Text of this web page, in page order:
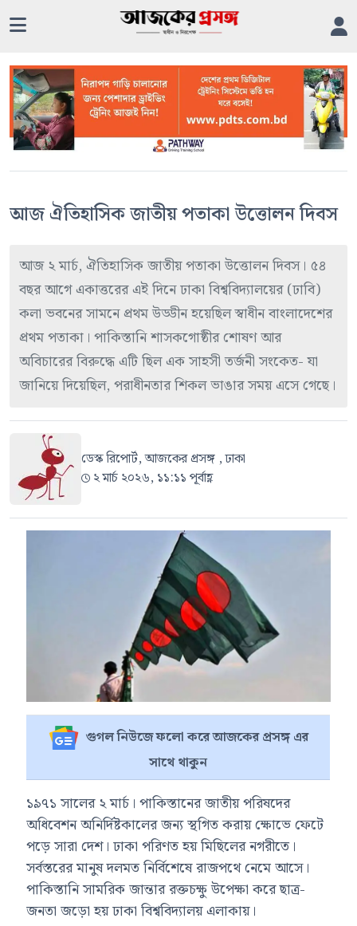
আজ ঐতিহাসিক জাতীয় পতাকা উত্তোলন দিবস
আজ ২ মার্চ, ঐতিহাসিক জাতীয় পতাকা উত্তোলন দিবস। ৫৪
বছর আগে একাত্তরের এই দিনে ঢাকা বিশ্ববিদ্যালয়ের (ঢাবি)
কলা ভবনের সামনে প্রথম উড্ডীন হয়েছিল স্বাধীন বাংলাদেশের
প্রথম পতাকা। পাকিস্তানি শাসকগোষ্ঠীর শোষণ আর
অবিচারের বিরুদ্ধে এটি ছিল এক সাহসী তর্জনী সংকেত- যা
জানিয়ে দিয়েছিল, পরাধীনতার শিকল ভাঙার সময় এসে গেছে।
ডেস্ক রিপোর্ট, আজকের প্রসঙ্গ , ঢাকা
২ মার্চ ২০২৬, ১১:১১ পূর্বাহ্ণ
গুগল নিউজে ফলো করে আজকের প্রসঙ্গ এর
সাথে থাকুন
১৯৭১ সালের ২ মার্চ। পাকিস্তানের জাতীয় পরিষদের
অধিবেশন অনির্দিষ্টকালের জন্য স্থগিত করায় ক্ষোভে ফেটে
পড়ে সারা দেশ। ঢাকা পরিণত হয় মিছিলের নগরীতে।
সর্বস্তরের মানুষ দলমত নির্বিশেষে রাজপথে নেমে আসে।
পাকিস্তানি সামরিক জান্তার রক্তচক্ষু উপেক্ষা করে ছাত্র-
জনতা জড়ো হয় ঢাকা বিশ্ববিদ্যালয় এলাকায়।